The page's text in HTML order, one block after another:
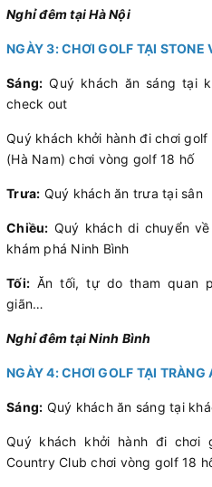
Nghỉ đêm tại Hà Nội
NGÀY 3: CHƠI GOLF TẠI STONE
Sáng: Quý khách ăn sáng tại
check out
Quý khách khởi hành đi chơi
(Hà Nam) chơi vòng golf 18 hố
Trưa: Quý khách ăn trưa tại sân
Chiều: Quý khách di chuyển
khám phá Ninh Bình
Tối: Ăn tối, tự do tham quan
giãn…
Nghỉ đêm tại Ninh Bình
NGÀY 4: CHƠI GOLF TẠI TRÀNG
Sáng: Quý khách ăn sáng tại
Quý khách khởi hành đi chơi
Country Club chơi vòng golf 18